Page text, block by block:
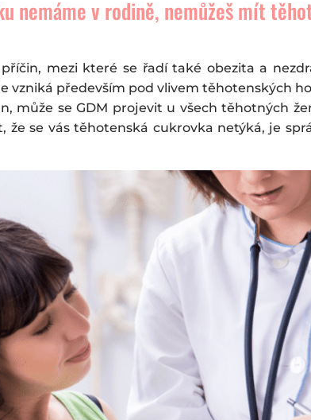
nemáme v rodině, nemůžeš mít
mezi které se řadí také obezita a
vzniká především pod vlivem těhotenských
může se GDM projevit u všech těhotných
že se vás těhotenská cukrovka netýká, je